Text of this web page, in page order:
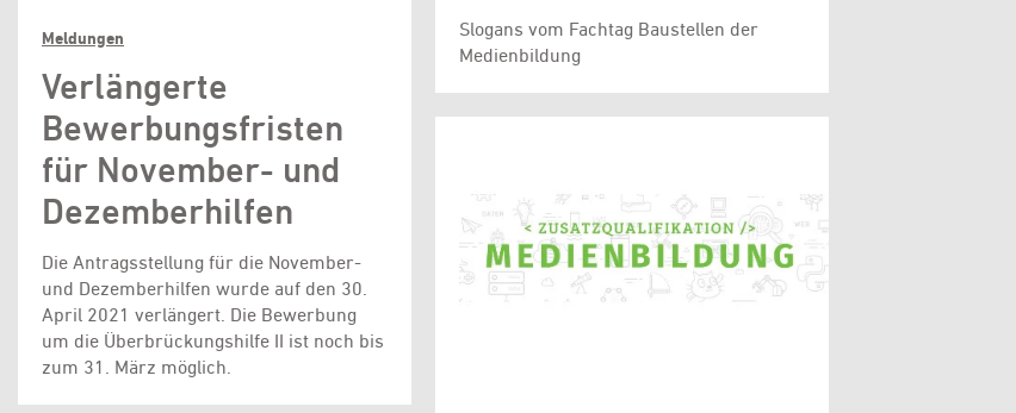
Slogans vom Fachtag Baustellen der
Medienbildung
Meldungen
Verlängerte
Bewerbungsfristen
für November- und
Dezemberhilfen
Die Antragsstellung für die November-
und Dezemberhilfen wurde auf den 30.
April 2021 verlängert. Die Bewerbung
um die Überbrückungshilfe II ist noch bis
zum 31. März möglich.